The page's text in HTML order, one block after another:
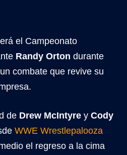
el Campeonato
Randy Orton durante
combate que revive su
de Drew McIntyre y Cody
WWE Wrestlepalooza
el regreso a la cima